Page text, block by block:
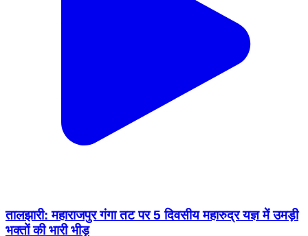
तालझारी: महाराजपुर गंगा तट पर 5 दिवसीय महारुद्र यज्ञ में उमड़ी
भक्तों की भारी भीड़